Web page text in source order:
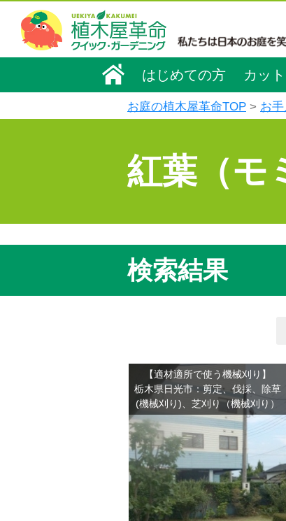
はじめての方 カッ
お庭の植木屋革命TOP お
紅葉（モ
検索結果
【適材適所で使う機械刈り】
栃木県日光市：剪定、伐採、除草
(機械刈り)、芝刈り（機械刈り）